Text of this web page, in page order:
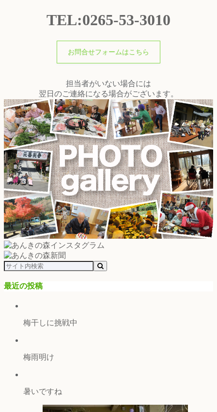
TEL:0265-53-3010
お問合せフォームはこちら
担当者がいない場合には
翌日のご連絡になる場合がございます。
最近の投稿
梅干しに挑戦中
梅雨明け
暑いですね